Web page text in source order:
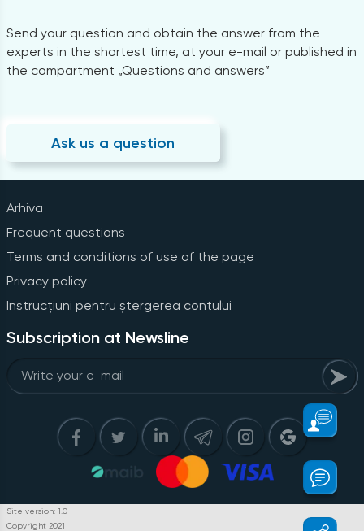
Send your question and obtain the answer from the
experts in the shortest time, at your e-mail or published in
the compartment „Questions and answers”
Ask us a question
Arhiva
Frequent questions
Terms and conditions of use of the page
Privacy policy
Instrucțiuni pentru ștergerea contului
Subscription at Newsline
Site version: 1.0
Copyright 2021